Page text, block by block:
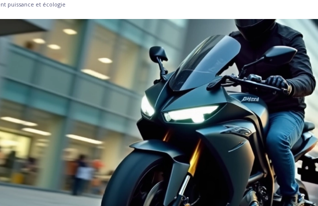
puissance et écologie